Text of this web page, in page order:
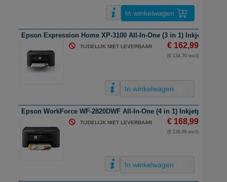
In winkelwagen
Epson Expression Home XP-3100 All-In-One (3 in 1) Inkjetprinter
TIJDELIJK NIET LEVERBAAR € 162,99
(€ 134,70 excl)
In winkelwagen
Epson WorkForce WF-2820DWF All-In-One (4 in 1) Inkjetprinter |
TIJDELIJK NIET LEVERBAAR € 168,99
(€ 139,66 excl)
In winkelwagen